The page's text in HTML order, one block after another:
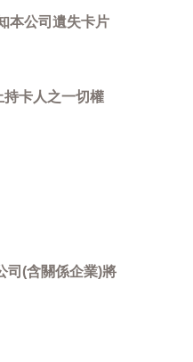
本公司遺失卡片
卡人之一切權
司(含關係企業)將